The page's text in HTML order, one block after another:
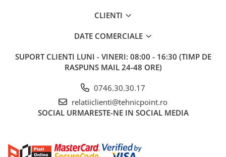
CLIENTI
DATE COMERCIALE
SUPORT CLIENTI LUNI - VINERI: 08:00 - 16:30 (TIMP DE
RASPUNS MAIL 24-48 ORE)
0746.30.30.17
relatiiclienti@tehnicpoint.ro
SOCIAL URMARESTE-NE IN SOCIAL MEDIA